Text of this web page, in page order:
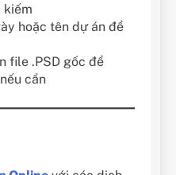
kiếm
hoặc tên dự án để
file .PSD gốc để
cần